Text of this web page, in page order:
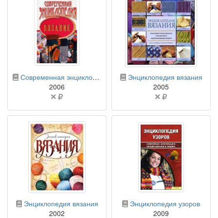
бумажная книга
Современная энциклопедия. Вязание
2006
Цена
указана
бумажная книга
Энциклопедия вязания
2005
Цена
указана
бумажная книга
Энциклопедия вязания
2002
бумажная книга
Энциклопедия узоров
2009